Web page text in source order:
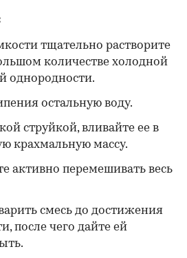
тщательно растворите
количестве холодной
однородности.
остальную воду.
струйкой, вливайте ее в
крахмальную массу.
активно перемешивать весь
смесь до достижения
после чего дайте ей